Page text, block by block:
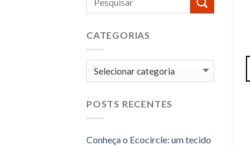
CATEGORIAS
Categorias
POSTS RECENTES
Conheça o Ecocircle: um tecido